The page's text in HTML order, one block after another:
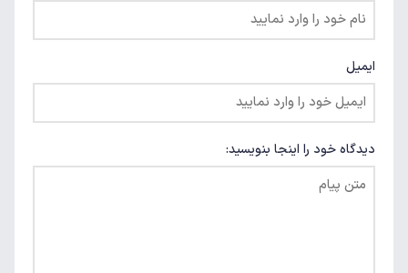
ایمیل
دیدگاه خود را اینجا بنویسید: